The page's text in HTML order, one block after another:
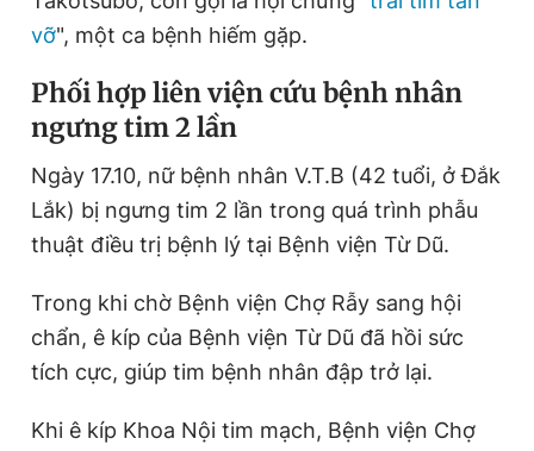
Đọc Thanh Niên trên điện thoại
Theo dõi báo trên
0906 645 777 0908 780 404
vỡ", một ca bệnh hiếm gặp.
Phối hợp liên viện cứu bệnh nhân
ngưng tim 2 lần
Ngày 17.10, nữ bệnh nhân V.T.B (42 tuổi, ở Đắk
Lắk) bị ngưng tim 2 lần trong quá trình phẫu
thuật điều trị bệnh lý tại Bệnh viện Từ Dũ.
Trong khi chờ Bệnh viện Chợ Rẫy sang hội
chẩn, ê kíp của Bệnh viện Từ Dũ đã hồi sức
tích cực, giúp tim bệnh nhân đập trở lại.
Khi ê kíp Khoa Nội tim mạch, Bệnh viện Chợ